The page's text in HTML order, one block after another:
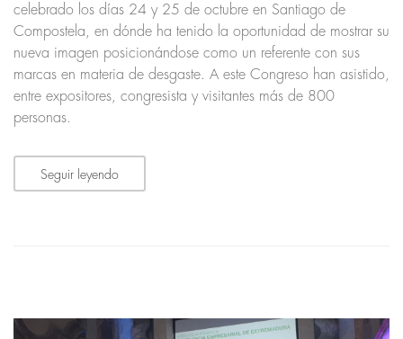
celebrado los días 24 y 25 de octubre en Santiago de
Compostela, en dónde ha tenido la oportunidad de mostrar su
nueva imagen posicionándose como un referente con sus
marcas en materia de desgaste. A este Congreso han asistido,
entre expositores, congresista y visitantes más de 800
personas.
Seguir leyendo